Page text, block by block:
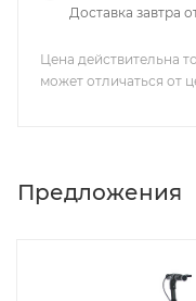
Доставка завтра
Цена действительна
может отличаться от
Предложения